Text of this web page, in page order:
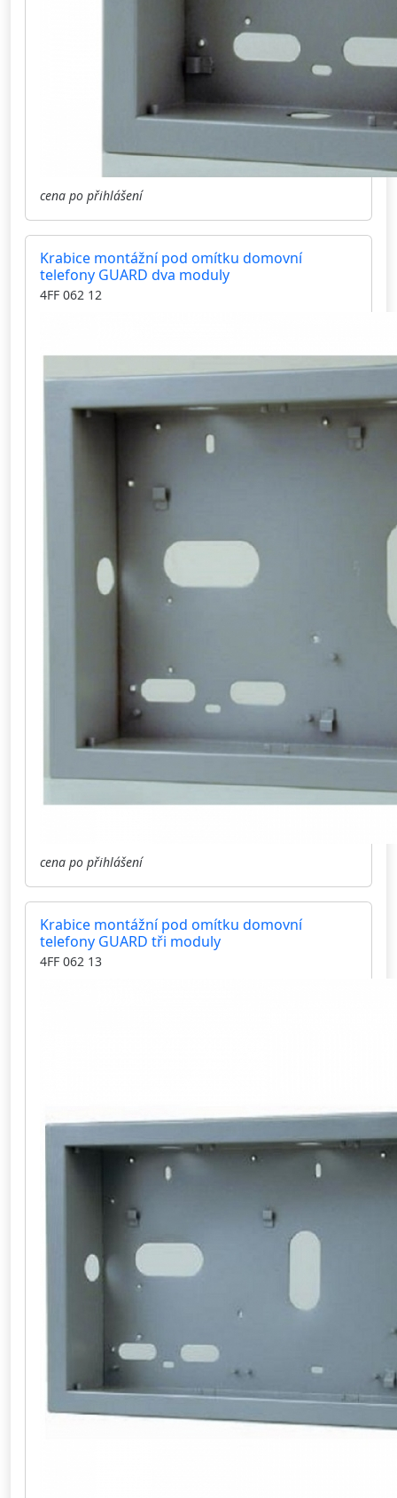
cena po přihlášení
Krabice montážní pod omítku domovní
telefony GUARD dva moduly
4FF 062 12
cena po přihlášení
Krabice montážní pod omítku domovní
telefony GUARD tři moduly
4FF 062 13